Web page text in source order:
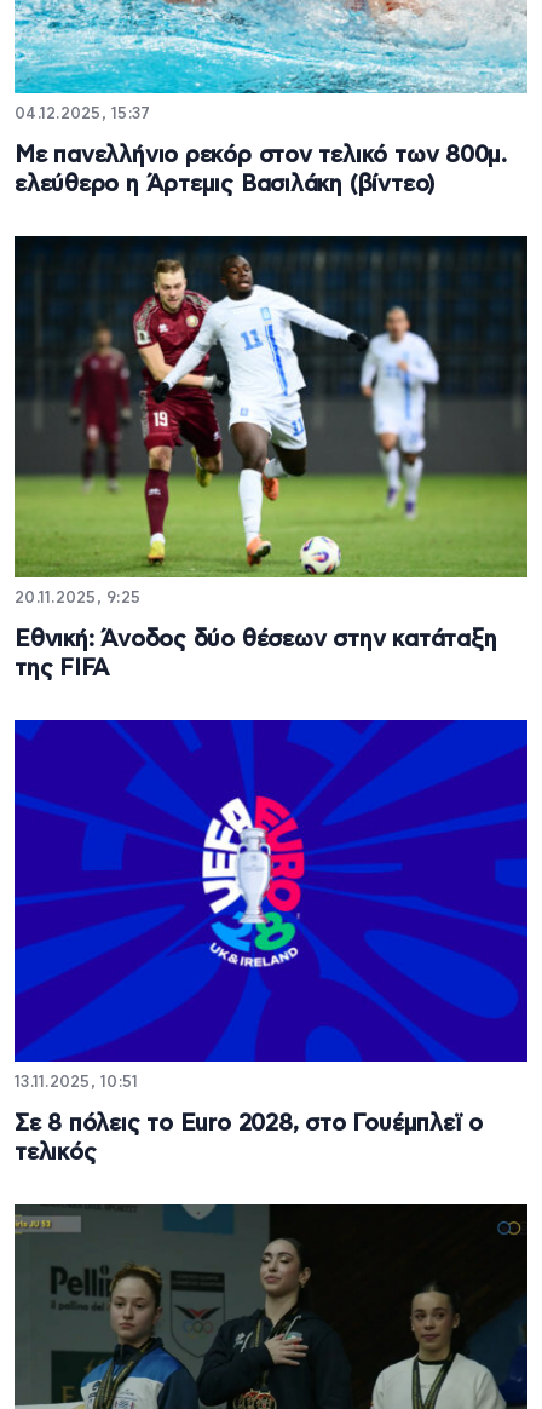
04.12.2025, 15:37
Με πανελλήνιο ρεκόρ στον τελικό των 800μ.
ελεύθερο η Άρτεμις Βασιλάκη (βίντεο)
20.11.2025, 9:25
Εθνική: Άνοδος δύο θέσεων στην κατάταξη
της FIFA
13.11.2025, 10:51
Σε 8 πόλεις το Euro 2028, στο Γουέμπλεϊ ο
τελικός